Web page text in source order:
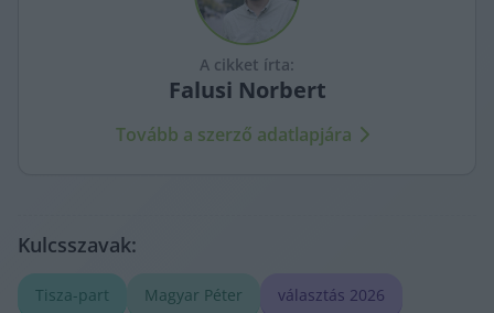
A cikket írta:
Falusi Norbert
Tovább a szerző adatlapjára
Kulcsszavak:
Tisza-part Magyar Péter választás 2026